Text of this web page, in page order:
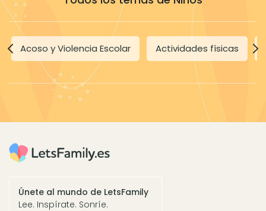
Acoso y Violencia Escolar Actividades físicas
Únete al mundo de LetsFamily
Lee. Inspírate. Sonríe.